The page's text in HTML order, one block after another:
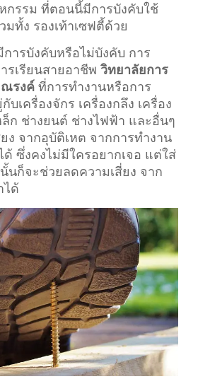
กรรม ที่ตอนนี้มีการบังคับใช้
มทั้ง รองเท้าเซฟตี้ด้วย
ารบังคับหรือไม่บังคับ การ
รเรียนสายอาชีพ วิทยาลัยการ
ณรงค์ที่การทำงานหรือการ
บเครื่องจักร เครื่องกลึง เครื่อง
ล็ก ช่างยนต์ ช่างไฟฟ้า และอื่นๆ
ง จากอุบัติเหต จากการทำงาน
ด้ ซึ่งคงไม่มีใครอยากเจอ แต่ใส่
นก็จะช่วยลดความเสี่ยง จาก
ได้